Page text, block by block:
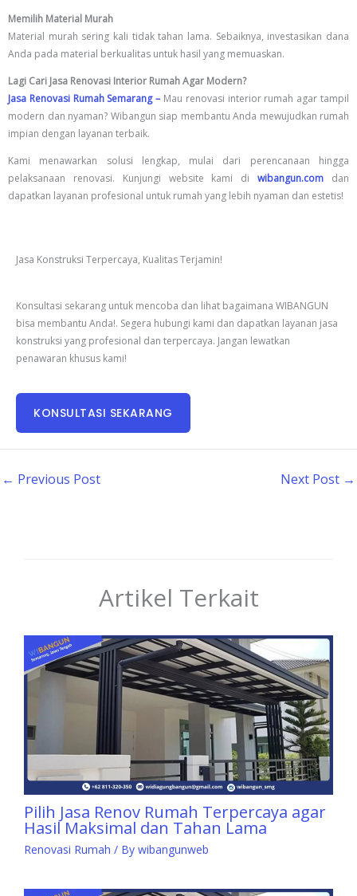
Memilih Material Murah
Material murah sering kali tidak tahan lama. Sebaiknya, investasikan dana
Anda pada material berkualitas untuk hasil yang memuaskan.
Lagi Cari Jasa Renovasi Interior Rumah Agar Modern?
Jasa Renovasi Rumah Semarang – Mau renovasi interior rumah agar tampil
modern dan nyaman? Wibangun siap membantu Anda mewujudkan rumah
impian dengan layanan terbaik.
Kami menawarkan solusi lengkap, mulai dari perencanaan hingga
pelaksanaan renovasi. Kunjungi website kami di wibangun.com dan
dapatkan layanan profesional untuk rumah yang lebih nyaman dan estetis!
Jasa Konstruksi Terpercaya, Kualitas Terjamin!
Konsultasi sekarang untuk mencoba dan lihat bagaimana WIBANGUN
bisa membantu Anda!. Segera hubungi kami dan dapatkan layanan jasa
konstruksi yang profesional dan terpercaya. Jangan lewatkan
penawaran khusus kami!
KONSULTASI SEKARANG
← Previous Post Next Post →
Artikel Terkait
Pilih Jasa Renov Rumah Terpercaya agar
Hasil Maksimal dan Tahan Lama
Renovasi Rumah / By wibangunweb